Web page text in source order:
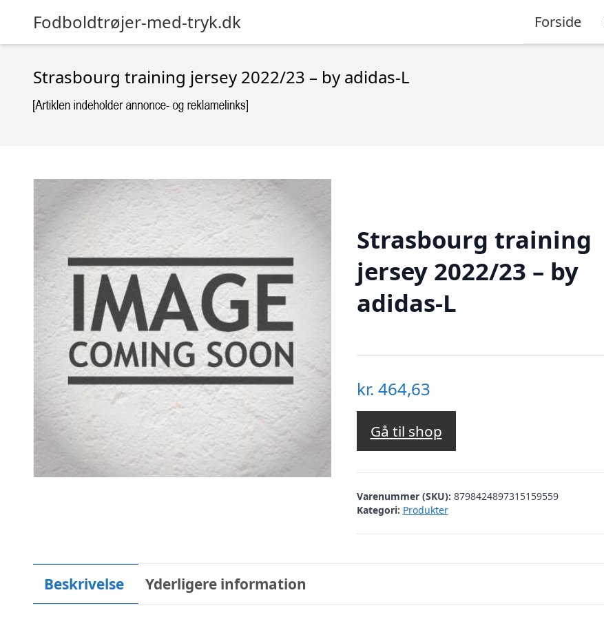
Fodboldtrøjer-med-tryk.dk Forside
Strasbourg training jersey 2022/23 – by adidas-L
Strasbourg training
jersey 2022/23 – by
adidas-L
kr. 464,63
Gå til shop
Varenummer (SKU): 8798424897315159559
Kategori: Produkter
Beskrivelse Yderligere information